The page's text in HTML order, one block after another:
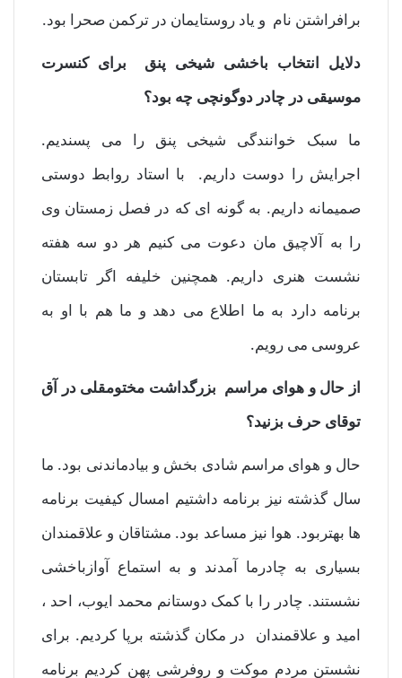
برافراشتن نام و یاد روستایمان در ترکمن صحرا بود.
دلایل انتخاب باخشی شیخی پنق برای کنسرت
موسیقی در چادر دوگونچی چه بود؟
ما سبک خوانندگی شیخی پنق را می پسندیم.
اجرایش را دوست داریم. با استاد روابط دوستی
صمیمانه داریم. به گونه ای که در فصل زمستان وی
را به آلاچیق مان دعوت می کنیم هر دو سه هفته
نشست هنری داریم. همچنین خلیفه اگر تابستان
برنامه دارد به ما اطلاع می دهد و ما هم با او به
عروسی می رویم.
از حال و هوای مراسم بزرگداشت مختومقلی در آق
توقای حرف بزنید؟
حال و هوای مراسم شادی بخش و بیادماندنی بود. ما
سال گذشته نیز برنامه داشتیم امسال کیفیت برنامه
ها بهتربود. هوا نیز مساعد بود. مشتاقان و علاقمندان
بسیاری به چادرما آمدند و به استماع آوازباخشی
نشستند. چادر را با کمک دوستانم محمد ایوب، احد ،
امید و علاقمندان در مکان گذشته برپا کردیم. برای
نشستن مردم موکت و روفرشی پهن کردیم برنامه